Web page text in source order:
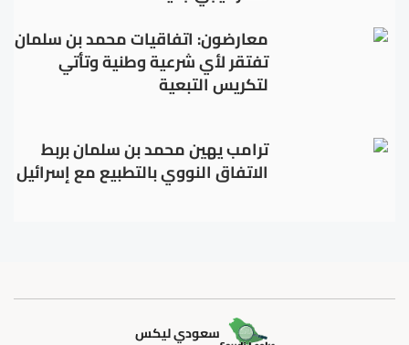
معارضون: اتفاقيات محمد بن سلمان
تفتقر لأي شرعية وطنية وتأتي
لتكريس التبعية
ترامب يهين محمد بن سلمان بربط
الاتفاق النووي بالتطبيع مع إسرائيل
سعودي ليكس